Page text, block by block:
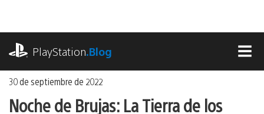
contenido
PlayStation.Blog
30 de septiembre de 2022
Noche de Brujas: La Tierra de los